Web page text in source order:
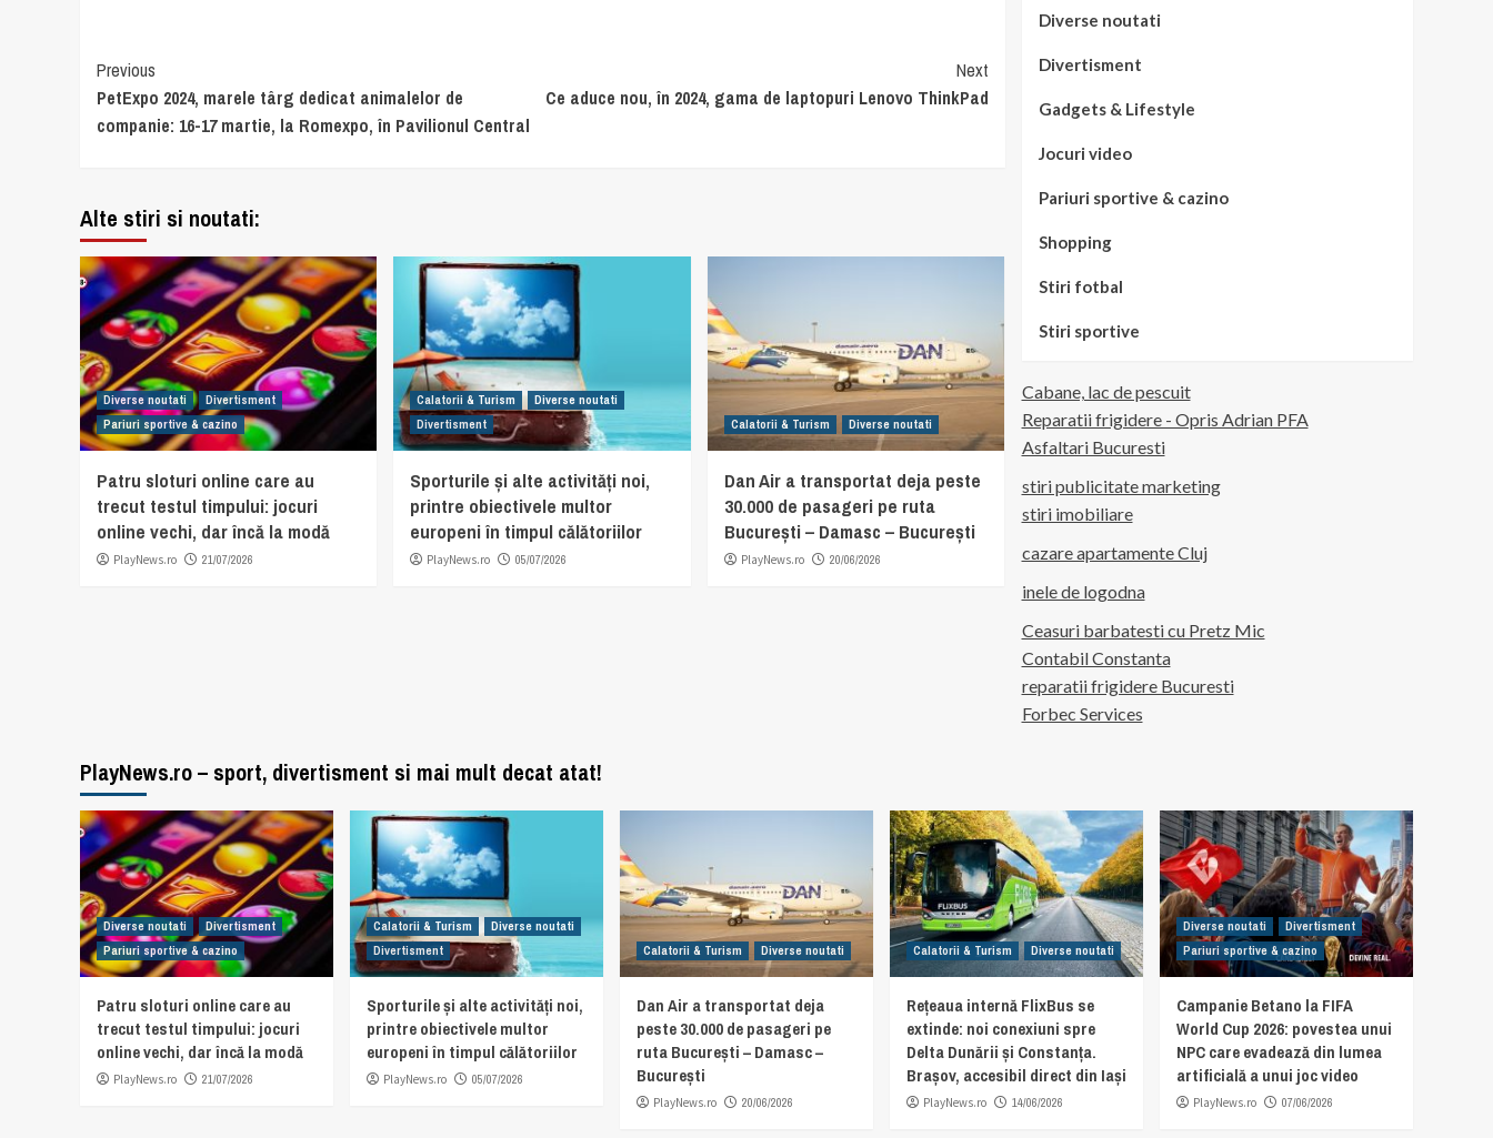
Continue
Reading
Previous
PetExpo 2024, marele târg dedicat animalelor de
companie: 16-17 martie, la Romexpo, în Pavilionul Central
Next
Ce aduce nou, în 2024, gama de laptopuri Lenovo ThinkPad
Alte stiri si noutati:
Diverse noutati
Divertisment
Pariuri sportive & cazino
Patru sloturi online care au
trecut testul timpului: jocuri
online vechi, dar încă la modă
PlayNews.ro 21/07/2026
Calatorii & Turism
Diverse noutati
Divertisment
Sporturile și alte activități noi,
printre obiectivele multor
europeni în timpul călătoriilor
PlayNews.ro 05/07/2026
Calatorii & Turism Diverse noutati
Dan Air a transportat deja peste
30.000 de pasageri pe ruta
București – Damasc – București
PlayNews.ro 20/06/2026
Diverse noutati
Divertisment
Gadgets & Lifestyle
Jocuri video
Pariuri sportive & cazino
Shopping
Stiri fotbal
Stiri sportive
Cabane, lac de pescuit
Reparatii frigidere - Opris Adrian PFA
Asfaltari Bucuresti
stiri publicitate marketing
stiri imobiliare
cazare apartamente Cluj
inele de logodna
Ceasuri barbatesti cu Pretz Mic
Contabil Constanta
reparatii frigidere Bucuresti
Forbec Services
PlayNews.ro – sport, divertisment si mai mult decat atat!
Diverse noutati
Divertisment
Pariuri sportive & cazino
Patru sloturi online care au
trecut testul timpului: jocuri
online vechi, dar încă la modă
PlayNews.ro 21/07/2026
Calatorii & Turism
Diverse noutati
Divertisment
Sporturile și alte activități noi,
printre obiectivele multor
europeni în timpul călătoriilor
PlayNews.ro 05/07/2026
Calatorii & Turism Diverse noutati
Dan Air a transportat deja
peste 30.000 de pasageri pe
ruta București – Damasc –
București
PlayNews.ro 20/06/2026
Calatorii & Turism Diverse noutati
Rețeaua internă FlixBus se
extinde: noi conexiuni spre
Delta Dunării și Constanța.
Brașov, accesibil direct din Iași
PlayNews.ro 14/06/2026
Diverse noutati
Divertisment
Pariuri sportive & cazino
Campanie Betano la FIFA
World Cup 2026: povestea unui
NPC care evadează din lumea
artificială a unui joc video
PlayNews.ro 07/06/2026